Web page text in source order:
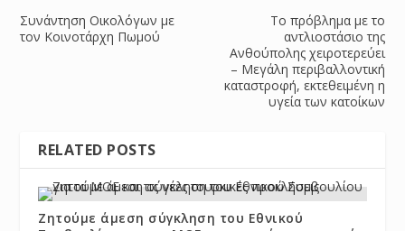
Συνάντηση Οικολόγων με
τον Κοινοτάρχη Πωμού
Το πρόβλημα με το
αντλιοστάσιο της
Ανθούπολης χειροτερεύει
– Μεγάλη περιβαλλοντική
καταστροφή, εκτεθειμένη η
υγεία των κατοίκων
RELATED POSTS
Ζητούμε άμεση σύγκληση του Εθνικού